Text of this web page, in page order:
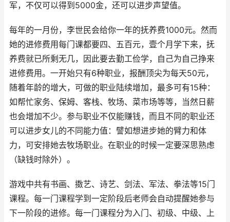
军，不仅可以得到5000金，还可以进步声望值。
每年的一月份，李世民会给你一年的抚养费1000元。然而
她的进修费用每门课都要四、五百元，壹个月学下来，抚
养费就已所剩无几，因此要去勤工俭学，自己为自己挣来
进修费用。一开始只有6种职业，报酬顶尖为每天50元，
随着年龄的增大，可做的职业陆续增加，最多可有15种：
如帮忙家务、保姆、客栈、牧场、菜市场等等，当然日薪
也会增加不少。参与职业不仅能赚钱，而且不同的职业还
可以进步女儿的不同能力值：譬如想进步她的臂力和体
力，可安排她去牧场职业。在职业的时候一定要深思熟虑
（缺钱时除外）。
游戏中共有书画、擞艺、诗艺、剑法、军法、拳法等15门
课程。每一门课程学到一定阶段后老师会自动提醒她参与
下一阶段的进修。每一门课程分为入门、初级、中级、上